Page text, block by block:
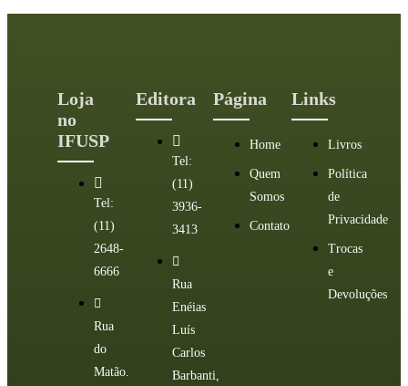
Loja
no
IFUSP
Tel:
(11)
2648-
6666
Rua
do
Matão.
Editora
Tel:
(11)
3936-
3413
Rua
Enéias
Luís
Carlos
Barbanti,
Página
Home
Quem
Somos
Contato
Links
Livros
Política
de
Privacidade
Trocas
e
Devoluções